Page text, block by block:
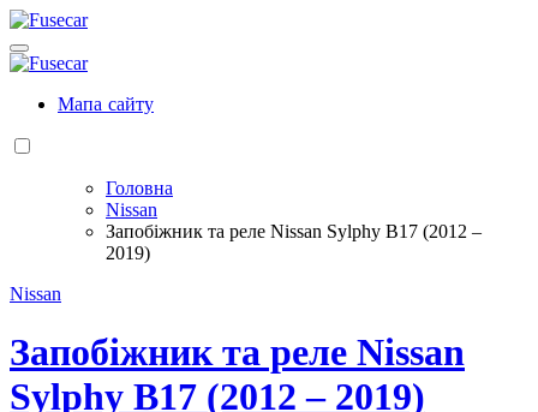
Перейти
до
контенту
Fusecar
Розшифровка запобіжників та реле
Розшифровка запобіжників та реле
Мапа сайту
Головна
Nissan
Запобіжник та реле Nissan Sylphy B17 (2012 –
2019)
Nissan
Запобіжник та реле Nissan
Sylphy B17 (2012 – 2019)